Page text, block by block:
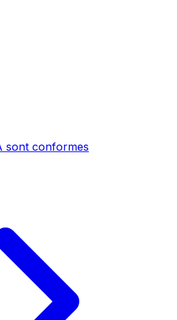
sont conformes